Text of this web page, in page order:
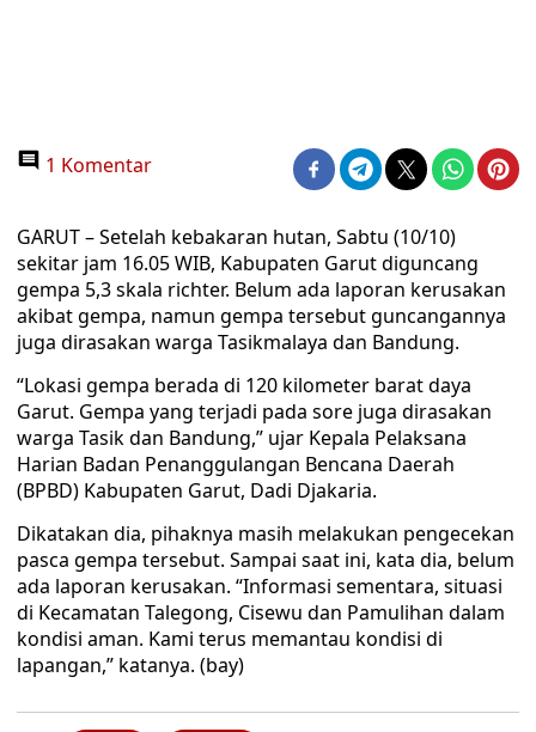
1 Komentar
GARUT – Setelah kebakaran hutan, Sabtu (10/10)
sekitar jam 16.05 WIB, Kabupaten Garut diguncang
gempa 5,3 skala richter. Belum ada laporan kerusakan
akibat gempa, namun gempa tersebut guncangannya
juga dirasakan warga Tasikmalaya dan Bandung.
“Lokasi gempa berada di 120 kilometer barat daya
Garut. Gempa yang terjadi pada sore juga dirasakan
warga Tasik dan Bandung,” ujar Kepala Pelaksana
Harian Badan Penanggulangan Bencana Daerah
(BPBD) Kabupaten Garut, Dadi Djakaria.
Dikatakan dia, pihaknya masih melakukan pengecekan
pasca gempa tersebut. Sampai saat ini, kata dia, belum
ada laporan kerusakan. “Informasi sementara, situasi
di Kecamatan Talegong, Cisewu dan Pamulihan dalam
kondisi aman. Kami terus memantau kondisi di
lapangan,” katanya. (bay)